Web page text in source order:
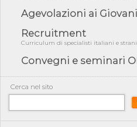
04/08/26 - DL PA: previste
per ...
04/08/26 - International
COP31, An...
04/08/26 - CdS, project financing:
impugnar...
04/08/26 - Rapporto Anac
penali per ...
04/08/26 - CdS: partecipazione
acquiescenza r...
Agevolazioni ai
Recruitment
Curriculum di specialisti italiani e
Convegni e seminari
Cerca nel sito